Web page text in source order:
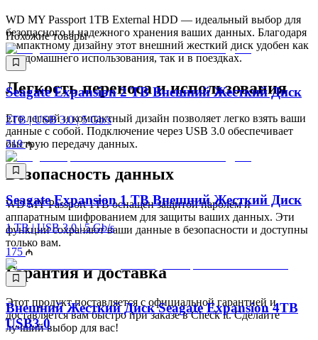
WD MY Passport 1TB External HDD — идеальный выбор для
безопасного и надежного хранения ваших данных. Благодаря
компактному дизайну этот внешний жесткий диск удобен как
для домашнего использования, так и в поездках.
Легкость переноса и использования
Его легкий и компактный дизайн позволяет легко взять ваши
данные с собой. Подключение через USB 3.0 обеспечивает
быструю передачу данных.
Безопасность данных
WD MY Passport 1TB оснащен защитой паролем и
аппаратным шифрованием для защиты ваших данных. Эти
функции сохраняют ваши данные в безопасности и доступны
только вам.
Гарантия и доставка
Этот продукт поставляется с официальной гарантией и
доставляется вам быстро при заказе в Check it. Сделайте
лучший выбор для вас!
Похожие товары
Seagate Expansion 2 TB Внешний Жесткий Диск
2TB | USB 3.0 | 5 Gb/s
219
Seagate Expansion 1 TB Внешний Жесткий Диск
1 TB | USB 3.0 | 5 Gb/s
175
Внешний Жесткий Диск Seagate Expansion 4TB
USB3.0